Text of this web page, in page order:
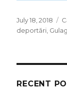
Posted
on
July 18, 2018
deportări Gulag
RECENT